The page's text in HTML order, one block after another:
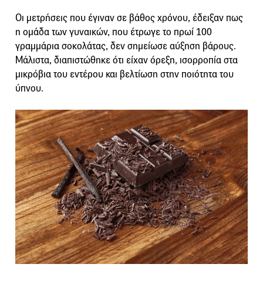
Οι μετρήσεις που έγιναν σε βάθος χρόνου, έδειξαν πως
η ομάδα των γυναικών, που έτρωγε το πρωί 100
γραμμάρια σοκολάτας, δεν σημείωσε αύξηση βάρους.
Μάλιστα, διαπιστώθηκε ότι είχαν όρεξη, ισορροπία στα
μικρόβια του εντέρου και βελτίωση στην ποιότητα του
ύπνου.